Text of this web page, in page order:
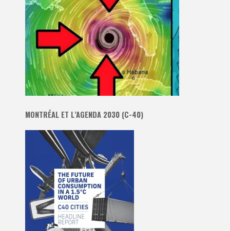
MONTRÉAL ET L’AGENDA 2030 (C-40)